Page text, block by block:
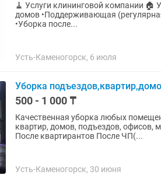
🧹 Услуги клининговой компании 🏠 Уборка жилых помещений •Генеральная уборка квартир и
домов •Поддерживающая
•Уборка после...
Усть-Каменогорск, 6 июля
Уборка
500 - 1 000 ₸
Качественная уборка любых
квартир, домов, подъездов, офисов, магазинов. Генеральная уборка
После квартирантов После ЧП(...
Усть-Каменогорск, 30 июня